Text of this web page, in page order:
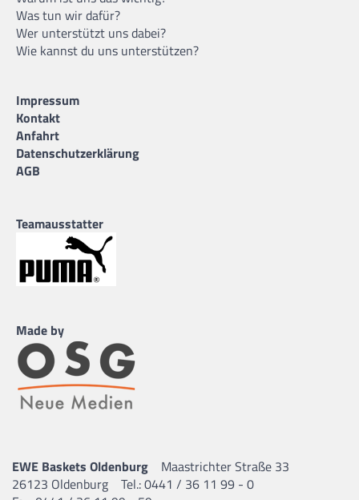
Was tun wir dafür?
Wer unterstützt uns dabei?
Wie kannst du uns unterstützen?
Impressum
Kontakt
Anfahrt
Datenschutzerklärung
AGB
Teamausstatter
Made by
EWE Baskets Oldenburg
Maastrichter Straße 33
26123 Oldenburg
Tel.: 0441 / 36 11 99 - 0